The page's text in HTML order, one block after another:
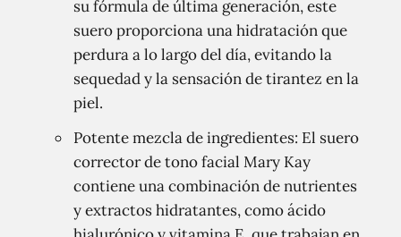
su fórmula de última generación, este
suero proporciona una hidratación que
perdura a lo largo del día, evitando la
sequedad y la sensación de tirantez en la
piel.
Potente mezcla de ingredientes: El suero
corrector de tono facial Mary Kay
contiene una combinación de nutrientes
y extractos hidratantes, como ácido